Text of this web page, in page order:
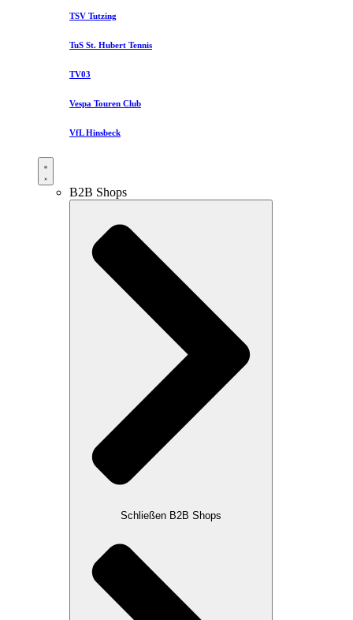
TSV Tutzing
TuS St. Hubert Tennis
TV03
Vespa Touren Club
VfL Hinsbeck
B2B Shops
Schließen B2B Shops